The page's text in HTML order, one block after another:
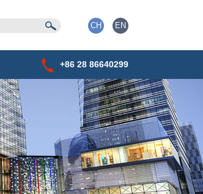
CH EN
+86 28 86640299